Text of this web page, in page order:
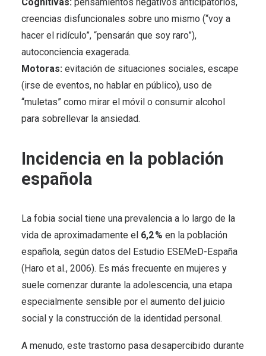
creencias disfuncionales sobre uno mismo (“voy a
hacer el ridículo”, “pensarán que soy raro”),
autoconciencia exagerada.
Motoras: evitación de situaciones sociales, escape
(irse de eventos, no hablar en público), uso de
“muletas” como mirar el móvil o consumir alcohol
para sobrellevar la ansiedad.
Incidencia en la población
española
La fobia social tiene una prevalencia a lo largo de la
vida de aproximadamente el 6,2 % en la población
española, según datos del Estudio ESEMeD-España
(Haro et al., 2006). Es más frecuente en mujeres y
suele comenzar durante la adolescencia, una etapa
especialmente sensible por el aumento del juicio
social y la construcción de la identidad personal.
A menudo, este trastorno pasa desapercibido durante